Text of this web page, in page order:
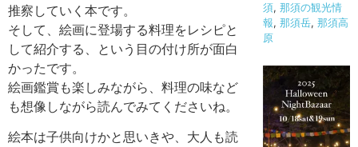
推察していく本です。
そして、絵画に登場する料理をレシピと
して紹介する、という目の付け所が面白
かったです。
絵画鑑賞も楽しみながら、料理の味など
も想像しながら読んでみてくださいね。
絵本は子供向けかと思いきや、大人も読
須,那須の観光情
報,那須岳,那須高
原